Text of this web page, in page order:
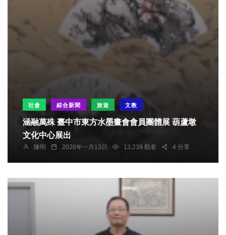
社會 綜合新聞 旅遊 文教
涵融萬殊 臺中市東方水墨畫會會員團體展 葫蘆墩
文化中心展出
陳明 2026年一月13日 13,239 觀看 4 分享